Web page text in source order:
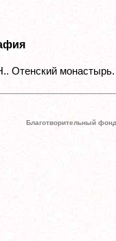
Отенский
Благотворительный